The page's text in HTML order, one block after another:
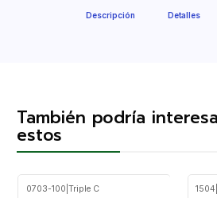
Descripción Detalles
También podría
estos
0703-100 Triple C 1504